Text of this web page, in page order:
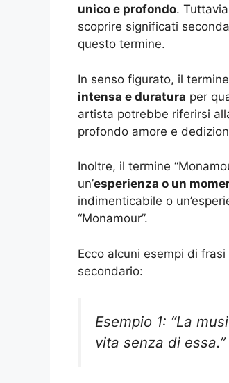
unico e profondo.
scoprire significati
questo termine.
In senso figurato, il
intensa e duratura per
artista potrebbe riferirsi
profondo amore e
Inoltre, il termine
un’esperienza o un
indimenticabile o
“Monamour”.
Ecco alcuni esempi di
secondario:
Esempio 1: “La
vita senza di essa.”